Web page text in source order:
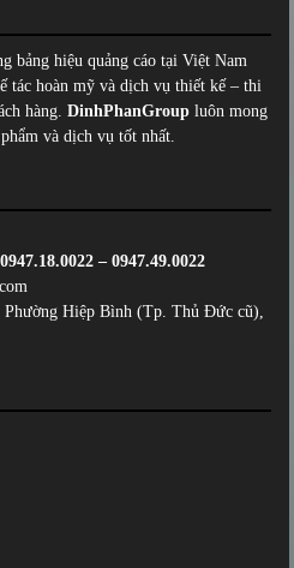
bảng hiệu quảng cáo tại Việt Nam
tác hoàn mỹ và dịch vụ thiết kế – thi
hàng.DinhPhanGroup luôn mong
và dịch vụ tốt nhất.
– 0947.49.0022
Hiệp Bình (Tp. Thủ Đức cũ),